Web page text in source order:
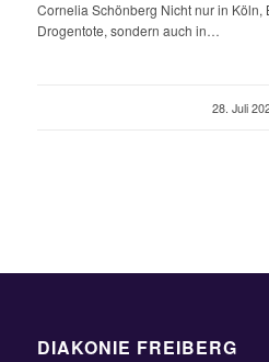
Cornelia Schönberg Nicht nur in Köln,
Drogentote, sondern auch in…
28. Juli
DIAKONIE FREIBERG